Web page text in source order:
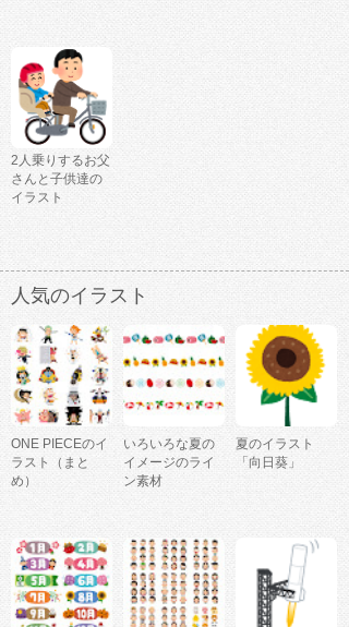
2人乗りするお父
さんと子供達の
イラスト
人気のイラスト
ONE PIECEのイ
ラスト（まと
め）
いろいろな夏の
イメージのライ
ン素材
夏のイラスト
「向日葵」